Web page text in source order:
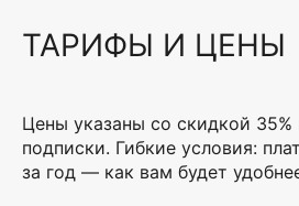
ТАРИФЫ И ЦЕНЫ
Цены указаны со скидкой 35%
подписки. Гибкие условия:
за год — как вам будет